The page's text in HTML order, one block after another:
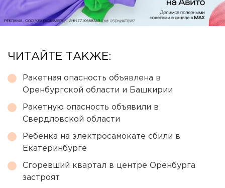
ЧИТАЙТЕ ТАКЖЕ:
Ракетная опасность объявлена в
Оренбургской области и Башкирии
Ракетную опасность объявили в
Свердловской области
Ребенка на электросамокате сбили в
Екатеринбурге
Сгоревший квартал в центре Оренбурга
застроят